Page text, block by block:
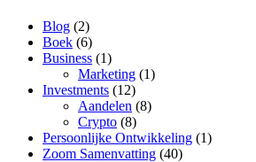
Blog (2)
Boek (6)
Business (1)
Marketing (1)
Investments (12)
Aandelen (8)
Crypto (8)
Persoonlijke Ontwikkeling (1)
Zoom Samenvatting (40)